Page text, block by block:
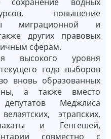
повышение
миграционной и
других правовых
сферам.
высокого уровня
года выборов
вновь образованных
а также вместо
Меджлиса
этрапских,
и Генгешей,
совместно с